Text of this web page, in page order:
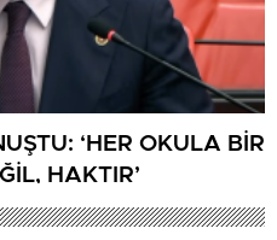
‘HER OKULA BİR
HAKTIR’